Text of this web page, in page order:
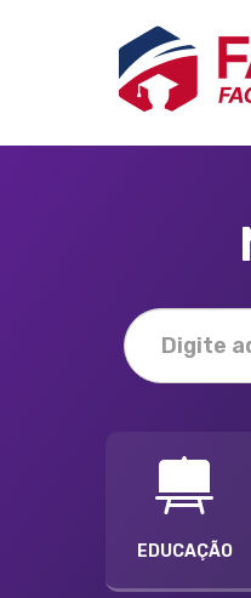
EDUCAÇÃO